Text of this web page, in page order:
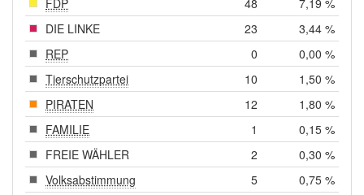
FDP
48
7,19 %
DIE LINKE
23
3,44 %
REP
0
0,00 %
Tierschutzpartei
10
1,50 %
PIRATEN
12
1,80 %
FAMILIE
1
0,15 %
FREIE WÄHLER
2
0,30 %
Volksabstimmung
5
0,75 %